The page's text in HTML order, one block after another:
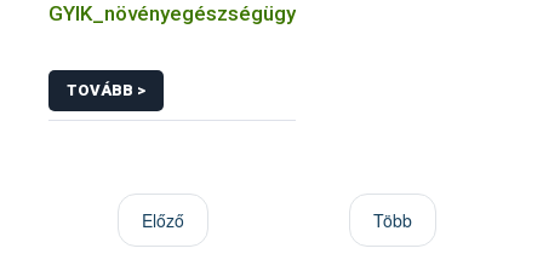
GYIK_növényegészségügy
TOVÁBB >
Előző Több